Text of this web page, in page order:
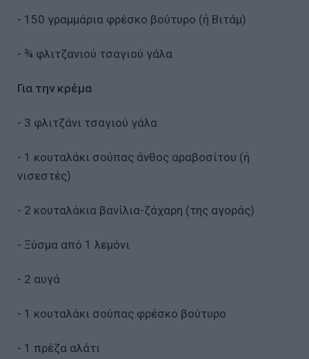
- 150 γραμμάρια φρέσκο βούτυρο (ή Βιτάμ)
- ¾ φλιτζανιού τσαγιού γάλα
Για την κρέμα
- 3 φλιτζάνι τσαγιού γάλα
- 1 κουταλάκι σούπας άνθος αραβοσίτου (ή
νισεστές)
- 2 κουταλάκια βανίλια-ζάχαρη (της αγοράς)
- Ξύσμα από 1 λεμόνι
- 2 αυγά
- 1 κουταλάκι σούπας φρέσκο βούτυρο
- 1 πρέζα αλάτι